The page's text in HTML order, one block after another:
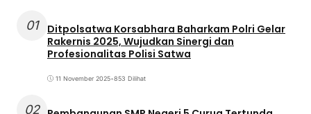
01
Ditpolsatwa Korsabhara Baharkam Polri Gelar
Rakernis 2025, Wujudkan Sinergi dan
Profesionalitas Polisi Satwa
11 November 2025•853 Dilihat
02